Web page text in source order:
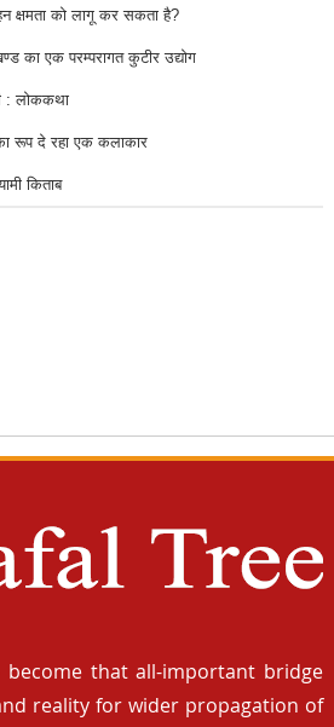
क्षमता को लागू कर सकता है?
का एक परम्परागत कुटीर उद्योग
: लोककथा
रूप दे रहा एक कलाकार
किताब
become that all-important bridge
reality for wider propagation of